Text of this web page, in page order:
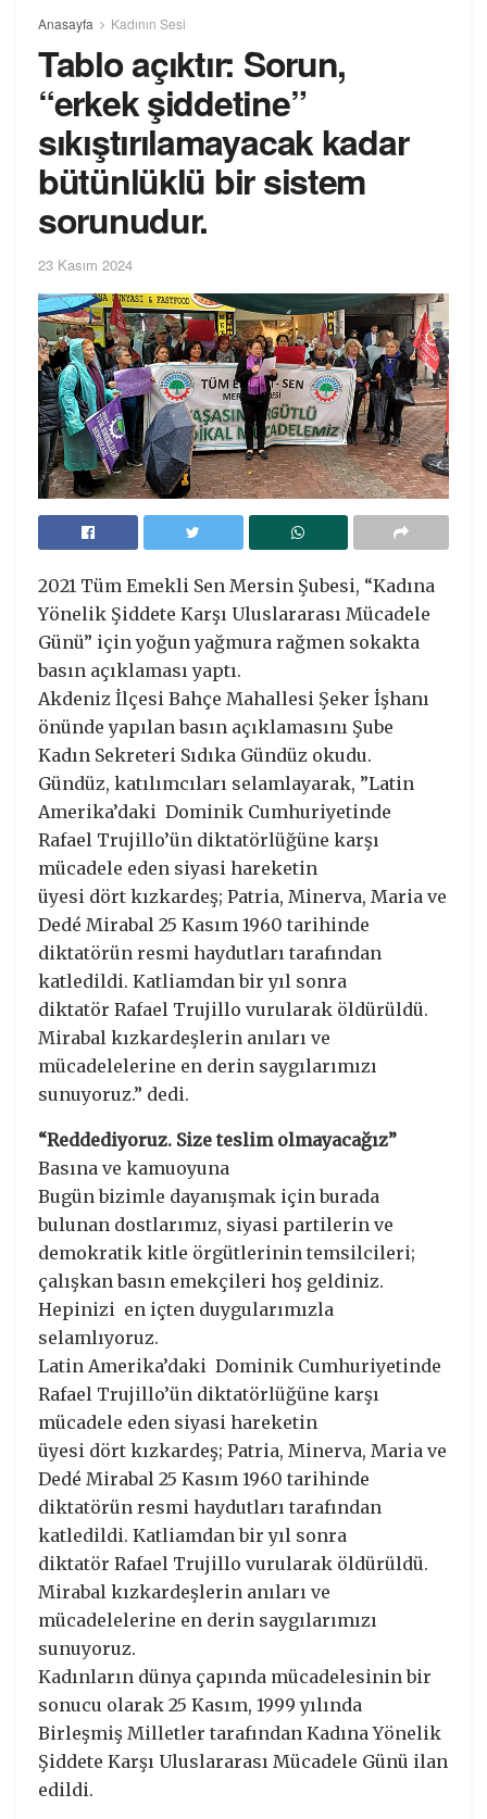
Anasayfa Kadının Sesi
Tablo açıktır: Sorun,
“erkek şiddetine”
sıkıştırılamayacak kadar
bütünlüklü bir sistem
sorunudur.
23 Kasım 2024
2021 Tüm Emekli Sen Mersin Şubesi, “Kadına
Yönelik Şiddete Karşı Uluslararası Mücadele
Günü” için yoğun yağmura rağmen sokakta
basın açıklaması yaptı.
Akdeniz İlçesi Bahçe Mahallesi Şeker İşhanı
önünde yapılan basın açıklamasını Şube
Kadın Sekreteri Sıdıka Gündüz okudu.
Gündüz, katılımcıları selamlayarak, ”Latin
Amerika’daki Dominik Cumhuriyetinde
Rafael Trujillo’ün diktatörlüğüne karşı
mücadele eden siyasi hareketin
üyesi dört kızkardeş; Patria, Minerva, Maria ve
Dedé Mirabal 25 Kasım 1960 tarihinde
diktatörün resmi haydutları tarafından
katledildi. Katliamdan bir yıl sonra
diktatör Rafael Trujillo vurularak öldürüldü.
Mirabal kızkardeşlerin anıları ve
mücadelelerine en derin saygılarımızı
sunuyoruz.” dedi.
“Reddediyoruz. Size teslim olmayacağız”
Basına ve kamuoyuna
Bugün bizimle dayanışmak için burada
bulunan dostlarımız, siyasi partilerin ve
demokratik kitle örgütlerinin temsilcileri;
çalışkan basın emekçileri hoş geldiniz.
Hepinizi en içten duygularımızla
selamlıyoruz.
Latin Amerika’daki Dominik Cumhuriyetinde
Rafael Trujillo’ün diktatörlüğüne karşı
mücadele eden siyasi hareketin
üyesi dört kızkardeş; Patria, Minerva, Maria ve
Dedé Mirabal 25 Kasım 1960 tarihinde
diktatörün resmi haydutları tarafından
katledildi. Katliamdan bir yıl sonra
diktatör Rafael Trujillo vurularak öldürüldü.
Mirabal kızkardeşlerin anıları ve
mücadelelerine en derin saygılarımızı
sunuyoruz.
Kadınların dünya çapında mücadelesinin bir
sonucu olarak 25 Kasım, 1999 yılında
Birleşmiş Milletler tarafından Kadına Yönelik
Şiddete Karşı Uluslararası Mücadele Günü ilan
edildi.